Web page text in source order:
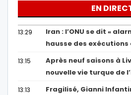
EN
13:29
Iran : l’ONU se dit «
hausse des exécutions
13:15
Après neuf saisons à
nouvelle vie turque de
13:13
Fragilisé, Gianni